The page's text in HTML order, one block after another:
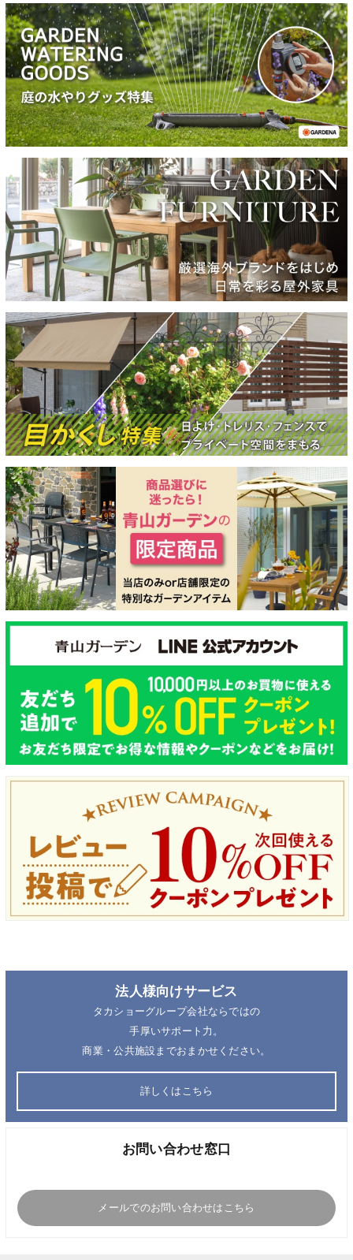
法人様向けサービス
タカショーグループ会社ならではの
手厚いサポート力。
商業・公共施設までおまかせください。
詳しくはこちら
お問い合わせ窓口
メールでのお問い合わせはこちら